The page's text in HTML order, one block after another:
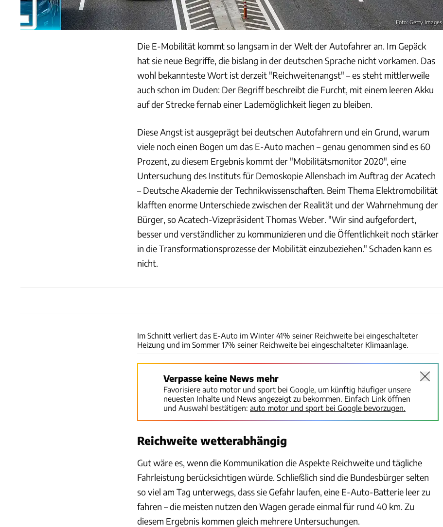
Foto: Getty Images
Die E-Mobilität kommt so langsam in der Welt der Autofahrer an. Im Gepäck
hat sie neue Begriffe, die bislang in der deutschen Sprache nicht vorkamen. Das
wohl bekannteste Wort ist derzeit "Reichweitenangst" – es steht mittlerweile
auch schon im Duden: Der Begriff beschreibt die Furcht, mit einem leeren Akku
auf der Strecke fernab einer Lademöglichkeit liegen zu bleiben.
Diese Angst ist ausgeprägt bei deutschen Autofahrern und ein Grund, warum
viele noch einen Bogen um das E-Auto machen – genau genommen sind es 60
Prozent, zu diesem Ergebnis kommt der "Mobilitätsmonitor 2020", eine
Untersuchung des Instituts für Demoskopie Allensbach im Auftrag der Acatech
– Deutsche Akademie der Technikwissenschaften. Beim Thema Elektromobilität
klafften enorme Unterschiede zwischen der Realität und der Wahrnehmung der
Bürger, so Acatech-Vizepräsident Thomas Weber. "Wir sind aufgefordert,
besser und verständlicher zu kommunizieren und die Öffentlichkeit noch stärker
in die Transformationsprozesse der Mobilität einzubeziehen." Schaden kann es
nicht.
Im Schnitt verliert das E-Auto im Winter 41% seiner Reichweite bei eingeschalteter
Heizung und im Sommer 17% seiner Reichweite bei eingeschalteter Klimaanlage.
Verpasse keine News mehr
Favorisiere auto motor und sport bei Google, um künftig häufiger unsere
neuesten Inhalte und News angezeigt zu bekommen. Einfach Link öffnen
und Auswahl bestätigen: auto motor und sport bei Google bevorzugen.
Reichweite wetterabhängig
Gut wäre es, wenn die Kommunikation die Aspekte Reichweite und tägliche
Fahrleistung berücksichtigen würde. Schließlich sind die Bundesbürger selten
so viel am Tag unterwegs, dass sie Gefahr laufen, eine E-Auto-Batterie leer zu
fahren – die meisten nutzen den Wagen gerade einmal für rund 40 km. Zu
diesem Ergebnis kommen gleich mehrere Untersuchungen.